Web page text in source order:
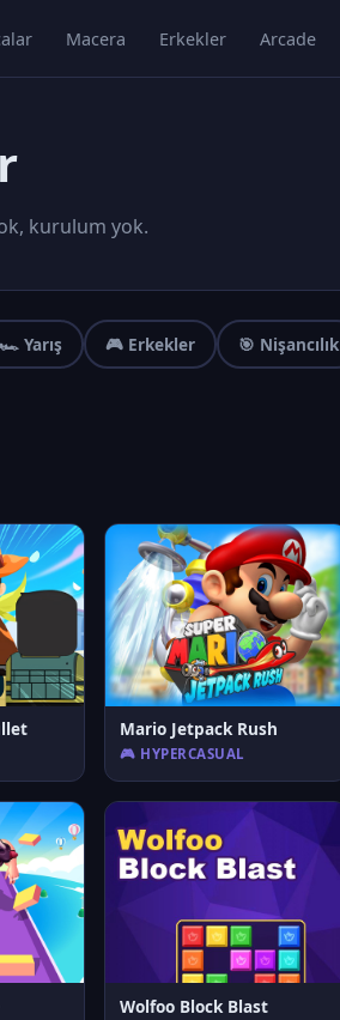
Macera Erkekler Arcade
kurulum yok.
🏎️ Yarış 🎮 Erkekler 🎯 Nişancılık
Mario Jetpack Rush
🎮 HYPERCASUAL
Wolfoo Block Blast